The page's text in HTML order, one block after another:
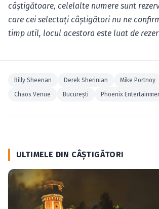
câştigătoare, celelalte numere sunt
care cei selectaţi câştigători nu ne
timp util, locul acestora este luat de
Billy Sheenan Derek Sherinian Mike Portnoy
Chaos Venue
Bucureşti Phoenix
ULTIMELE DIN CÂŞTIGĂTORI